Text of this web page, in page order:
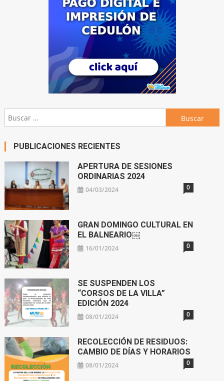
Buscar:
PUBLICACIONES RECIENTES
APERTURA DE SESIONES
ORDINARIAS 2024
04/03/2024 0
GRAN DOMINGO CULTURAL EN
EL BALNEARIO￼
16/01/2024 0
SE SUSPENDEN LOS
“CORSOS DE LA VILLA”
EDICIÓN 2024
08/01/2024 0
RECOLECCIÓN DE RESIDUOS:
CAMBIO DE DÍAS Y HORARIOS
08/01/2024 0